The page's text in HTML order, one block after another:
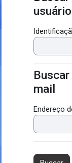
usuário
Buscar
mail
Endereço